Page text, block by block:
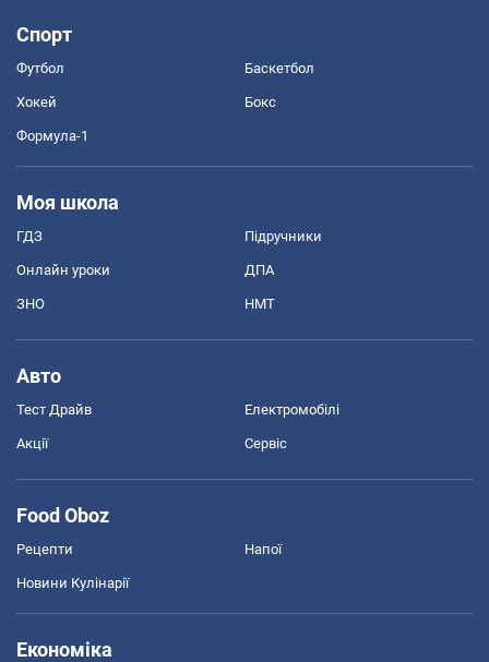
Спорт
Футбол Баскетбол
Хокей Бокс
Формула-1
Моя школа
ГДЗ Підручники
Онлайн уроки ДПА
ЗНО НМТ
Авто
Тест Драйв Електромобілі
Акції Сервіс
Food Oboz
Рецепти Напої
Новини Кулінарії
Економіка